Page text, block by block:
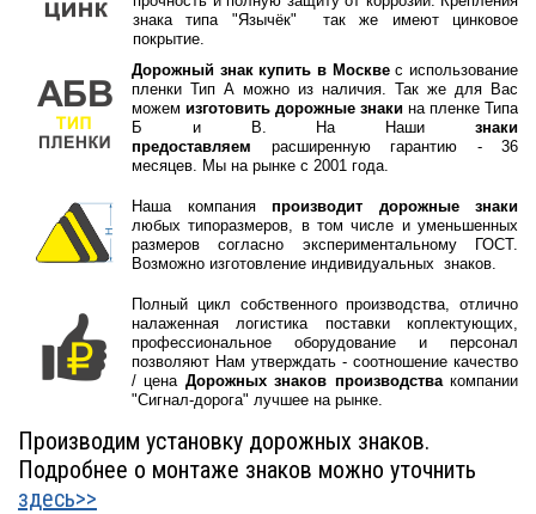
знака типа "Язычёк" так же имеют цинковое
покрытие.
Дорожный знак купить в Москвес использование
пленки Тип А можно из наличия. Так же для Вас
можем изготовить дорожные знаки на пленке Типа
Б и В. На Наши знаки
предоставляем расширенную гарантию - 36
месяцев. Мы на рынке с 2001 года.
Наша компания производит дорожные знаки
любых типоразмеров, в том числе и уменьшенных
размеров согласно экспериментальному ГОСТ.
Возможно изготовление индивидуальных знаков.
Полный цикл собственного производства, отлично
налаженная логистика поставки коплектующих,
профессиональное оборудование и персонал
позволяют Нам утверждать - соотношение качество
/ цена Дорожных знаков производствакомпании
"Сигнал-дорога" лучшее на рынке.
Производим установку дорожных знаков.
Подробнее о монтаже знаков можно уточнить
здесь>>